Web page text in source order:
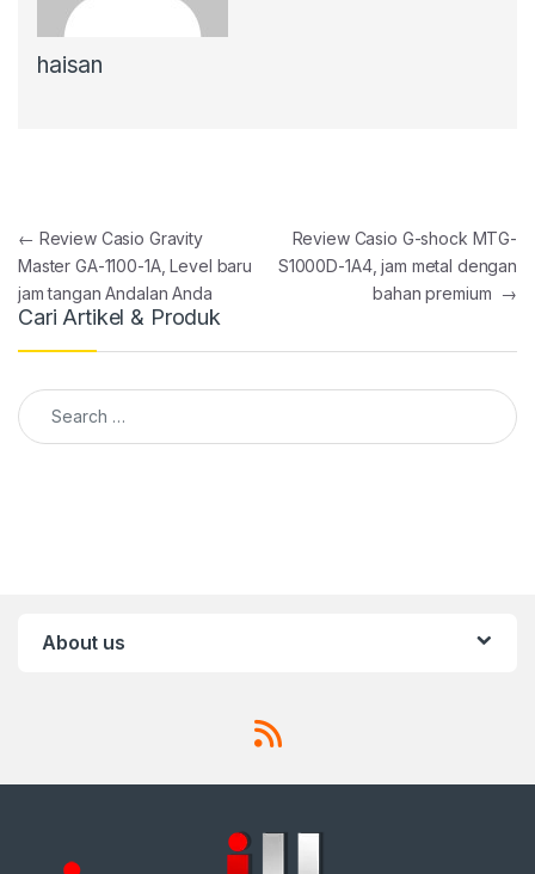
haisan
Post navigation
← Review Casio Gravity
Master GA-1100-1A, Level baru
jam tangan Andalan Anda
Review Casio G-shock MTG-
S1000D-1A4, jam metal dengan
bahan premium →
Cari Artikel & Produk
Search for:
About us